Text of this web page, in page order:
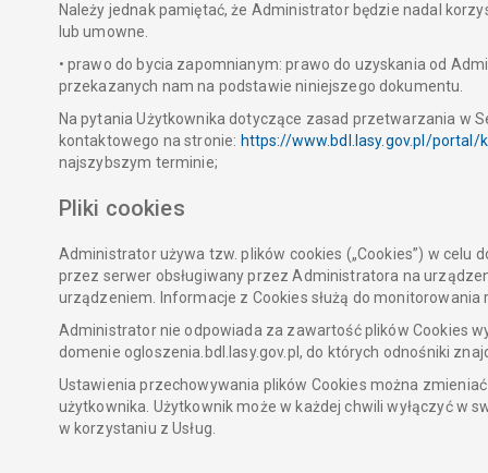
Należy jednak pamiętać, że Administrator będzie nadal
lub umowne.
• prawo do bycia zapomnianym: prawo do uzyskania od
przekazanych nam na podstawie niniejszego dokumentu.
Na pytania Użytkownika dotyczące zasad przetwarzania w
kontaktowego na stronie: https://www.bdl.lasy.gov.pl/portal/
najszybszym terminie;
Pliki cookies
Administrator używa tzw. plików cookies („Cookies”) w
przez serwer obsługiwany przez Administratora na
urządzeniem. Informacje z Cookies służą do monitorowania
Administrator nie odpowiada za zawartość plików Cookies
domenie ogloszenia.bdl.lasy.gov.pl, do których odnośniki
Ustawienia przechowywania plików Cookies można
użytkownika. Użytkownik może w każdej chwili wyłączyć w
w korzystaniu z Usług.